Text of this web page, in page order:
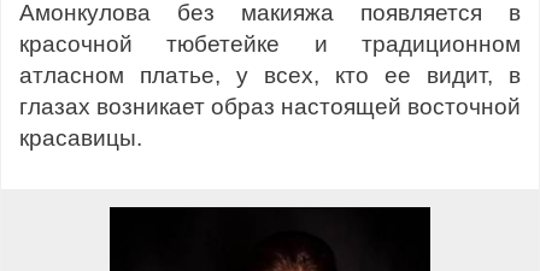
Амонкулова без макияжа появляется в
красочной тюбетейке и традиционном
атласном платье, у всех, кто ее видит, в
глазах возникает образ настоящей восточной
красавицы.